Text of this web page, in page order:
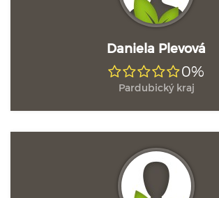
Daniela Plevová
0%
Pardubický kraj